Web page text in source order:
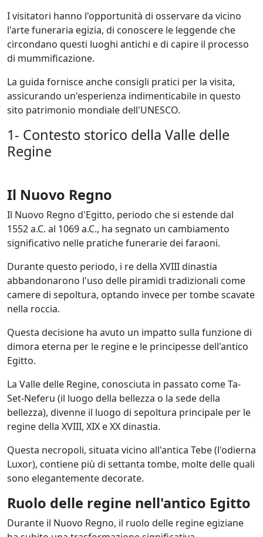
I visitatori hanno l'opportunità di osservare da vicino
l'arte funeraria egizia, di conoscere le leggende che
circondano questi luoghi antichi e di capire il processo
di mummificazione.
La guida fornisce anche consigli pratici per la visita,
assicurando un'esperienza indimenticabile in questo
sito patrimonio mondiale dell'UNESCO.
1- Contesto storico della Valle delle
Regine
Il Nuovo Regno
Il Nuovo Regno d'Egitto, periodo che si estende dal
1552 a.C. al 1069 a.C., ha segnato un cambiamento
significativo nelle pratiche funerarie dei faraoni.
Durante questo periodo, i re della XVIII dinastia
abbandonarono l'uso delle piramidi tradizionali come
camere di sepoltura, optando invece per tombe scavate
nella roccia.
Questa decisione ha avuto un impatto sulla funzione di
dimora eterna per le regine e le principesse dell'antico
Egitto.
La Valle delle Regine, conosciuta in passato come Ta-
Set-Neferu (il luogo della bellezza o la sede della
bellezza), divenne il luogo di sepoltura principale per le
regine della XVIII, XIX e XX dinastia.
Questa necropoli, situata vicino all'antica Tebe (l'odierna
Luxor), contiene più di settanta tombe, molte delle quali
sono elegantemente decorate.
Ruolo delle regine nell'antico Egitto
Durante il Nuovo Regno, il ruolo delle regine egiziane